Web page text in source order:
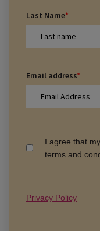
Last Name*
Email address*
I agree that
terms and
Privacy Policy